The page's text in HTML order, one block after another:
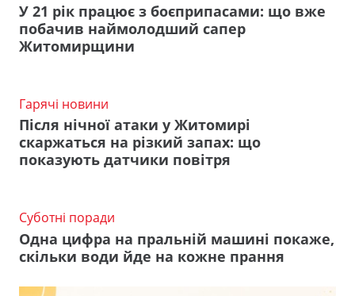
У 21 рік працює з боєприпасами: що вже
побачив наймолодший сапер
Житомирщини
Гарячі новини
Після нічної атаки у Житомирі
скаржаться на різкий запах: що
показують датчики повітря
Суботні поради
Одна цифра на пральній машині покаже,
скільки води йде на кожне прання